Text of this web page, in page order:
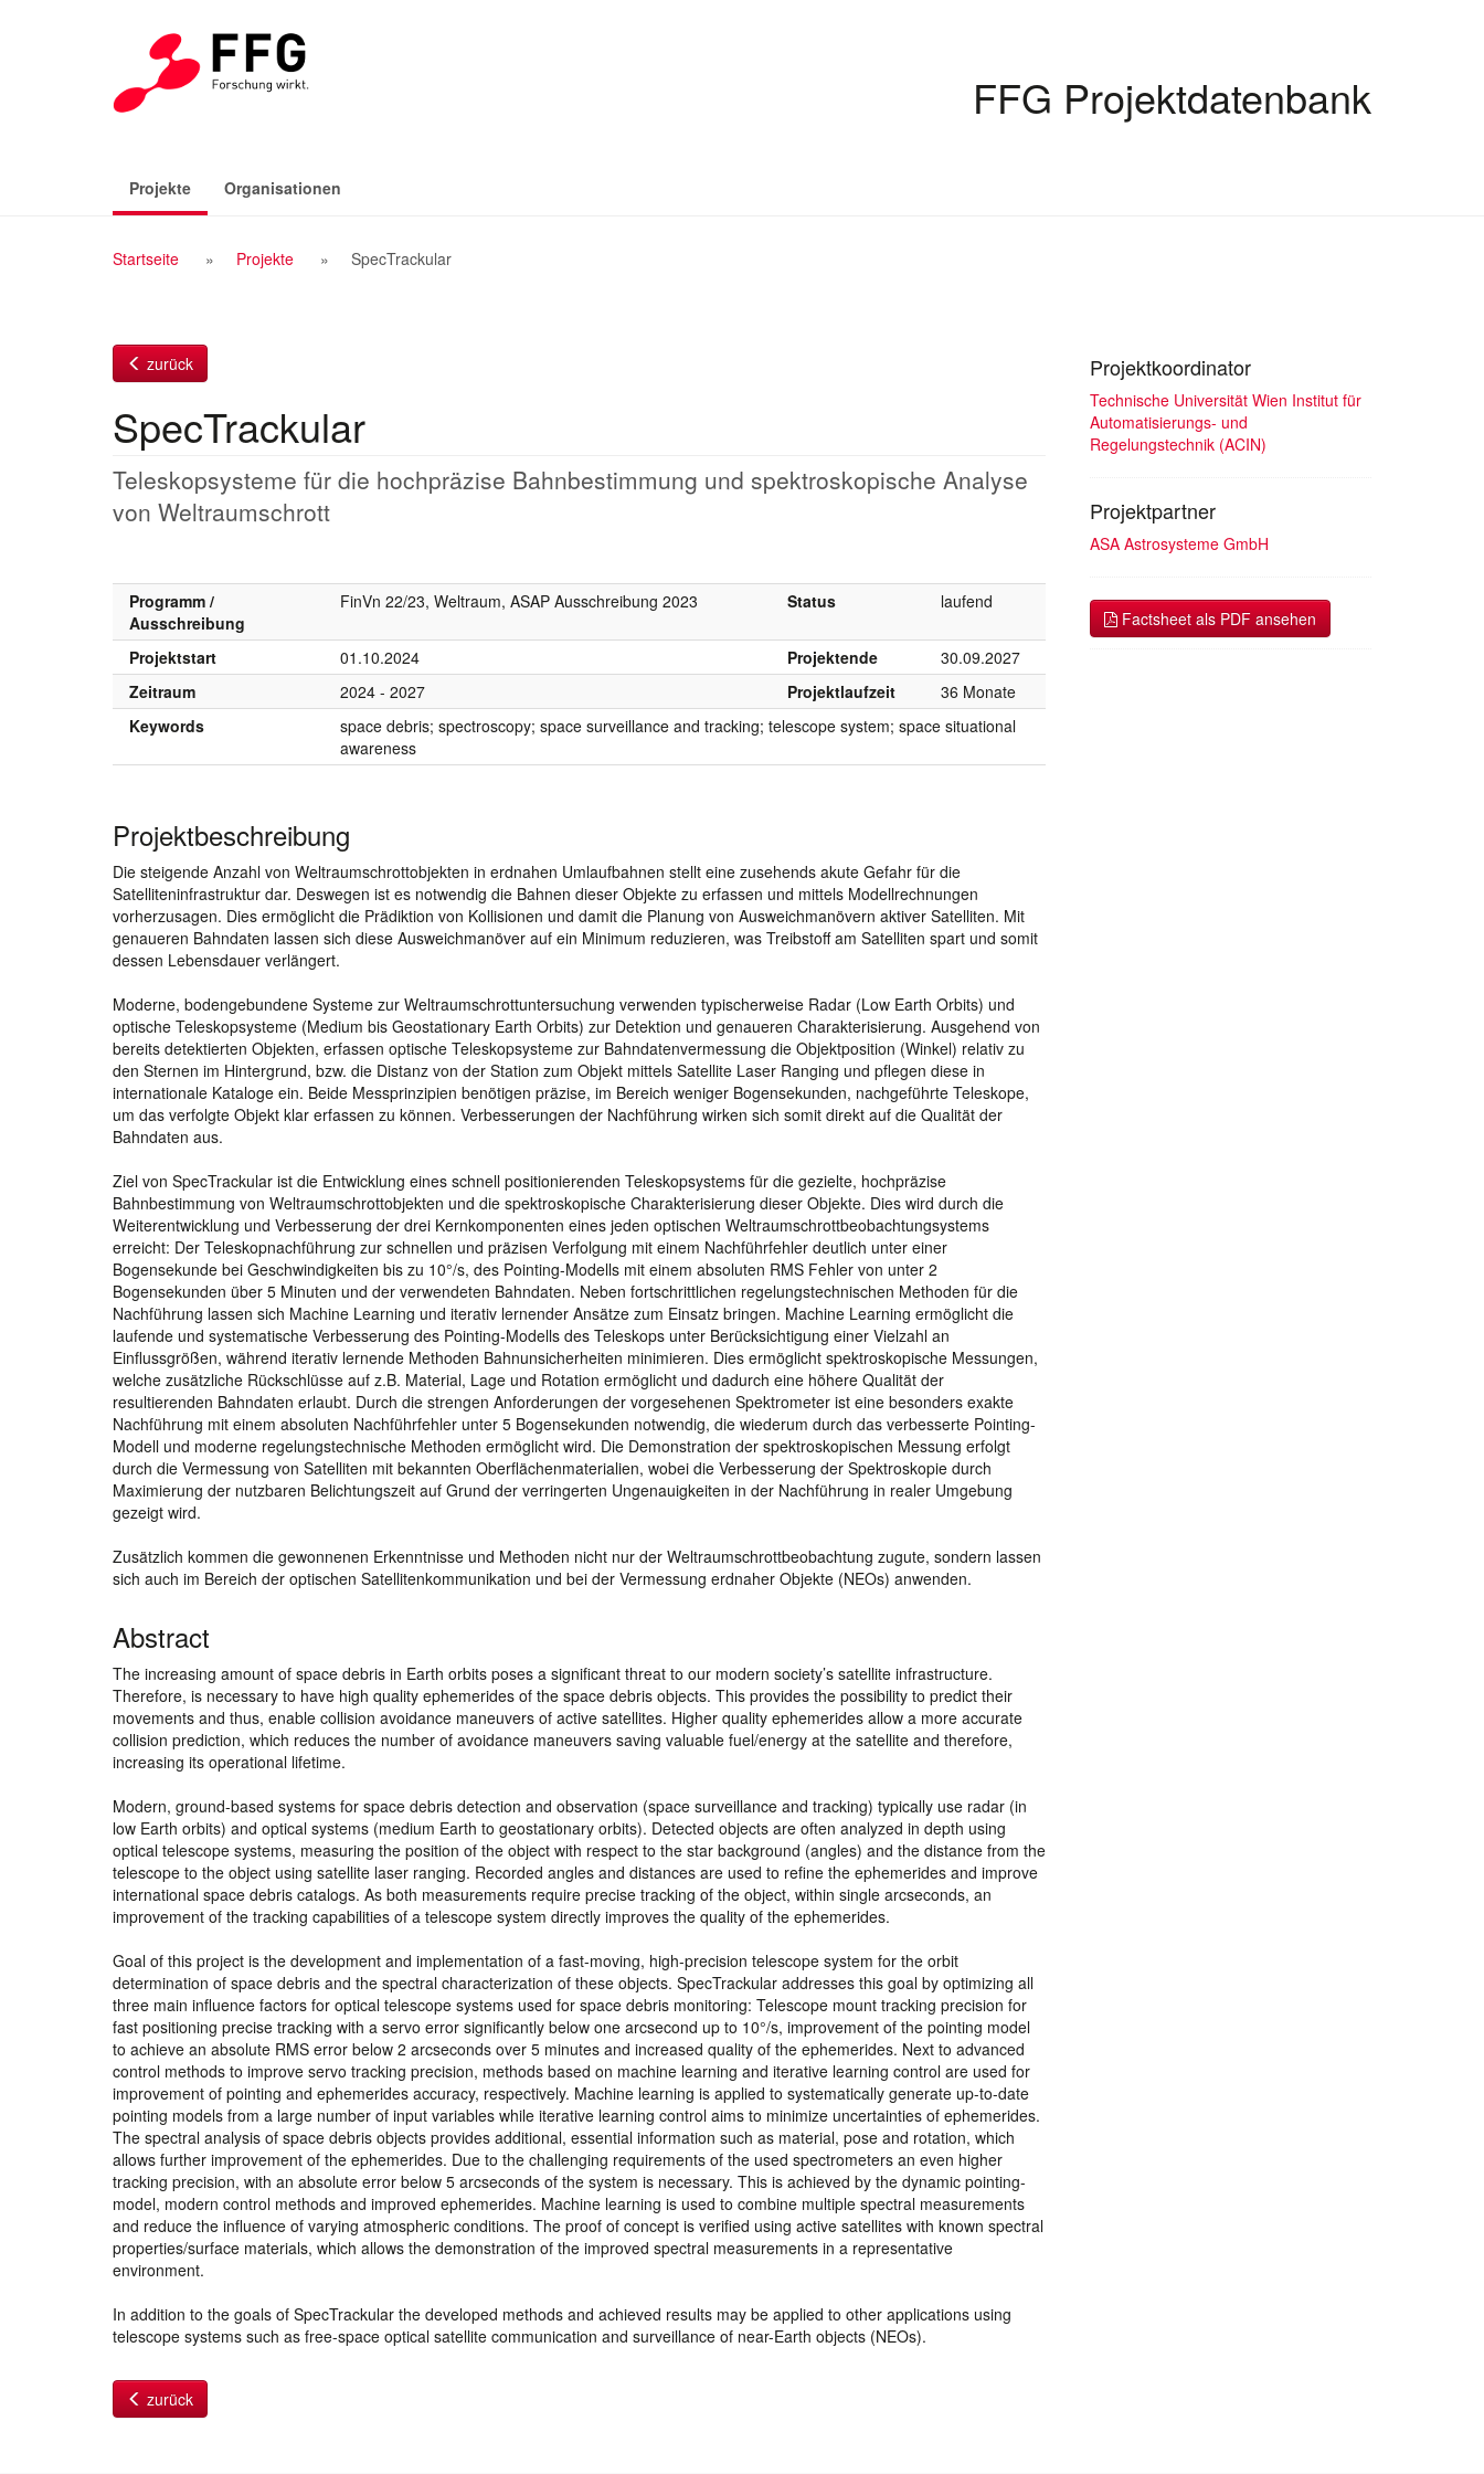
FFG Projektdatenbank
Projekte(aktiv)Organisationen
Breadcrumb
Startseite Projekte SpecTrackular
zurück
SpecTrackular
Teleskopsysteme für die hochpräzise Bahnbestimmung und spektroskopische Analyse
von Weltraumschrott
Programm /
Ausschreibung
FinVn 22/23, Weltraum, ASAP Ausschreibung 2023 Status laufend
Projektstart 01.10.2024 Projektende
30.09.2027
Zeitraum
2024 - 2027 Projektlaufzeit
36 Monate
Keywords
space debris; spectroscopy; space surveillance and tracking; telescope system; space situational
awareness
Projektbeschreibung
Die steigende Anzahl von Weltraumschrottobjekten in erdnahen Umlaufbahnen stellt eine zusehends akute Gefahr für die
Satelliteninfrastruktur dar. Deswegen ist es notwendig die Bahnen dieser Objekte zu erfassen und mittels Modellrechnungen
vorherzusagen. Dies ermöglicht die Prädiktion von Kollisionen und damit die Planung von Ausweichmanövern aktiver Satelliten. Mit
genaueren Bahndaten lassen sich diese Ausweichmanöver auf ein Minimum reduzieren, was Treibstoff am Satelliten spart und somit
dessen Lebensdauer verlängert.
Moderne, bodengebundene Systeme zur Weltraumschrottuntersuchung verwenden typischerweise Radar (Low Earth Orbits) und
optische Teleskopsysteme (Medium bis Geostationary Earth Orbits) zur Detektion und genaueren Charakterisierung. Ausgehend von
bereits detektierten Objekten, erfassen optische Teleskopsysteme zur Bahndatenvermessung die Objektposition (Winkel) relativ zu
den Sternen im Hintergrund, bzw. die Distanz von der Station zum Objekt mittels Satellite Laser Ranging und pflegen diese in
internationale Kataloge ein. Beide Messprinzipien benötigen präzise, im Bereich weniger Bogensekunden, nachgeführte Teleskope,
um das verfolgte Objekt klar erfassen zu können. Verbesserungen der Nachführung wirken sich somit direkt auf die Qualität der
Bahndaten aus.
Ziel von SpecTrackular ist die Entwicklung eines schnell positionierenden Teleskopsystems für die gezielte, hochpräzise
Bahnbestimmung von Weltraumschrottobjekten und die spektroskopische Charakterisierung dieser Objekte. Dies wird durch die
Weiterentwicklung und Verbesserung der drei Kernkomponenten eines jeden optischen Weltraumschrottbeobachtungsystems
erreicht: Der Teleskopnachführung zur schnellen und präzisen Verfolgung mit einem Nachführfehler deutlich unter einer
Bogensekunde bei Geschwindigkeiten bis zu 10°/s, des Pointing-Modells mit einem absoluten RMS Fehler von unter 2
Bogensekunden über 5 Minuten und der verwendeten Bahndaten. Neben fortschrittlichen regelungstechnischen Methoden für die
Nachführung lassen sich Machine Learning und iterativ lernender Ansätze zum Einsatz bringen. Machine Learning ermöglicht die
laufende und systematische Verbesserung des Pointing-Modells des Teleskops unter Berücksichtigung einer Vielzahl an
Einflussgrößen, während iterativ lernende Methoden Bahnunsicherheiten minimieren. Dies ermöglicht spektroskopische Messungen,
welche zusätzliche Rückschlüsse auf z.B. Material, Lage und Rotation ermöglicht und dadurch eine höhere Qualität der
resultierenden Bahndaten erlaubt. Durch die strengen Anforderungen der vorgesehenen Spektrometer ist eine besonders exakte
Nachführung mit einem absoluten Nachführfehler unter 5 Bogensekunden notwendig, die wiederum durch das verbesserte Pointing-
Modell und moderne regelungstechnische Methoden ermöglicht wird. Die Demonstration der spektroskopischen Messung erfolgt
durch die Vermessung von Satelliten mit bekannten Oberflächenmaterialien, wobei die Verbesserung der Spektroskopie durch
Maximierung der nutzbaren Belichtungszeit auf Grund der verringerten Ungenauigkeiten in der Nachführung in realer Umgebung
gezeigt wird.
Zusätzlich kommen die gewonnenen Erkenntnisse und Methoden nicht nur der Weltraumschrottbeobachtung zugute, sondern lassen
sich auch im Bereich der optischen Satellitenkommunikation und bei der Vermessung erdnaher Objekte (NEOs) anwenden.
Abstract
The increasing amount of space debris in Earth orbits poses a significant threat to our modern society’s satellite infrastructure.
Therefore, is necessary to have high quality ephemerides of the space debris objects. This provides the possibility to predict their
movements and thus, enable collision avoidance maneuvers of active satellites. Higher quality ephemerides allow a more accurate
collision prediction, which reduces the number of avoidance maneuvers saving valuable fuel/energy at the satellite and therefore,
increasing its operational lifetime.
Modern, ground-based systems for space debris detection and observation (space surveillance and tracking) typically use radar (in
low Earth orbits) and optical systems (medium Earth to geostationary orbits). Detected objects are often analyzed in depth using
optical telescope systems, measuring the position of the object with respect to the star background (angles) and the distance from the
telescope to the object using satellite laser ranging. Recorded angles and distances are used to refine the ephemerides and improve
international space debris catalogs. As both measurements require precise tracking of the object, within single arcseconds, an
improvement of the tracking capabilities of a telescope system directly improves the quality of the ephemerides.
Goal of this project is the development and implementation of a fast-moving, high-precision telescope system for the orbit
determination of space debris and the spectral characterization of these objects. SpecTrackular addresses this goal by optimizing all
three main influence factors for optical telescope systems used for space debris monitoring: Telescope mount tracking precision for
fast positioning precise tracking with a servo error significantly below one arcsecond up to 10°/s, improvement of the pointing model
to achieve an absolute RMS error below 2 arcseconds over 5 minutes and increased quality of the ephemerides. Next to advanced
control methods to improve servo tracking precision, methods based on machine learning and iterative learning control are used for
improvement of pointing and ephemerides accuracy, respectively. Machine learning is applied to systematically generate up-to-date
pointing models from a large number of input variables while iterative learning control aims to minimize uncertainties of ephemerides.
The spectral analysis of space debris objects provides additional, essential information such as material, pose and rotation, which
allows further improvement of the ephemerides. Due to the challenging requirements of the used spectrometers an even higher
tracking precision, with an absolute error below 5 arcseconds of the system is necessary. This is achieved by the dynamic pointing-
model, modern control methods and improved ephemerides. Machine learning is used to combine multiple spectral measurements
and reduce the influence of varying atmospheric conditions. The proof of concept is verified using active satellites with known spectral
properties/surface materials, which allows the demonstration of the improved spectral measurements in a representative
environment.
In addition to the goals of SpecTrackular the developed methods and achieved results may be applied to other applications using
telescope systems such as free-space optical satellite communication and surveillance of near-Earth objects (NEOs).
zurück
Projektkoordinator
Technische Universität Wien Institut für
Automatisierungs- und
Regelungstechnik (ACIN)
Projektpartner
ASA Astrosysteme GmbH
Factsheet als PDF ansehen